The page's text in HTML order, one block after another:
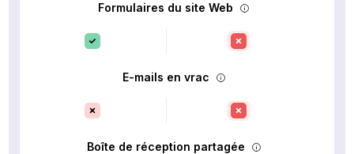
Formulaires du site Web
E-mails en vrac
Boîte de réception partagée